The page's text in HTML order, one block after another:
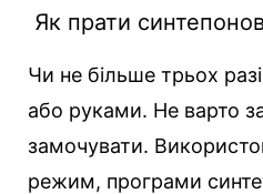
Як прати
Чи не більше трьох
або руками. Не варто
замочувати.
режим, програми